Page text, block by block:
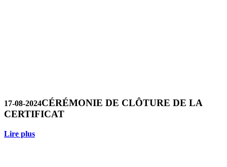
17-08-2024CÉRÉMONIE DE CLÔTURE DE LA
CERTIFICAT
Lire plus